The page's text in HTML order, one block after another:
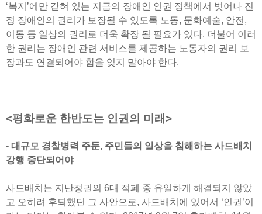
‘복지’에만 갇혀 있는 지금의 장애인 인권 정책에서 벗어나 진
정 장애인의 권리가 보장될 수 있도록 노동, 문화예술, 안전,
이동 등 일상의 권리로 더욱 확장 될 필요가 있다. 더불어 이러
한 권리는 장애인 관련 서비스를 제공하는 노동자의 권리 보
장과도 연결되어야 함을 잊지 말아야 한다.
<평화로운 한반도는 인권의 미래>
- 대규모 경찰병력 주둔, 주민들의 일상을 침해하는 사드배치
강행 중단되어야
사드배치는 지난정권의 6대 적폐 중 유일하게 해결되지 않았
고 오히려 후퇴했던 그 사안으로, 사드배치에 있어서 ‘인권’이